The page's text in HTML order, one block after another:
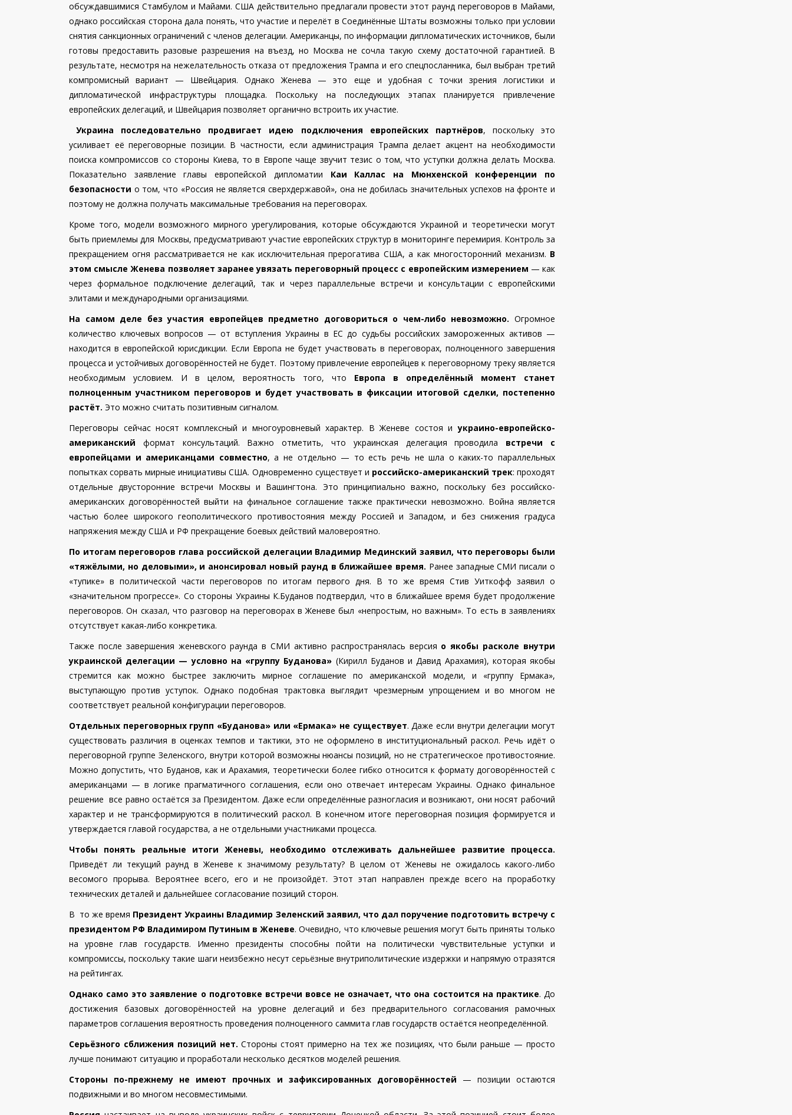
обсуждавшимися Стамбулом и Майами. США действительно предлагали провести этот раунд переговоров в Майами,
однако российская сторона дала понять, что участие и перелёт в Соединённые Штаты возможны только при условии
снятия санкционных ограничений с членов делегации. Американцы, по информации дипломатических источников, были
готовы предоставить разовые разрешения на въезд, но Москва не сочла такую схему достаточной гарантией. В
результате, несмотря на нежелательность отказа от предложения Трампа и его спецпосланника, был выбран третий
компромисный вариант — Швейцария. Однако Женева — это еще и удобная с точки зрения логистики и
дипломатической инфраструктуры площадка. Поскольку на последующих этапах планируется привлечение
европейских делегаций, и Швейцария позволяет органично встроить их участие.
Украина последовательно продвигает идею подключения европейских партнёров, поскольку это
усиливает её переговорные позиции. В частности, если администрация Трампа делает акцент на необходимости
поиска компромиссов со стороны Киева, то в Европе чаще звучит тезис о том, что уступки должна делать Москва.
Показательно заявление главы европейской дипломатии Каи Каллас на Мюнхенской конференции по
безопасности о том, что «Россия не является сверхдержавой», она не добилась значительных успехов на фронте и
поэтому не должна получать максимальные требования на переговорах.
Кроме того, модели возможного мирного урегулирования, которые обсуждаются Украиной и теоретически могут
быть приемлемы для Москвы, предусматривают участие европейских структур в мониторинге перемирия. Контроль за
прекращением огня рассматривается не как исключительная прерогатива США, а как многосторонний механизм. В
этом смысле Женева позволяет заранее увязать переговорный процесс с европейским измерением — как
через формальное подключение делегаций, так и через параллельные встречи и консультации с европейскими
элитами и международными организациями.
На самом деле без участия европейцев предметно договориться о чем-либо невозможно. Огромное
количество ключевых вопросов — от вступления Украины в ЕС до судьбы российских замороженных активов —
находится в европейской юрисдикции. Если Европа не будет участвовать в переговорах, полноценного завершения
процесса и устойчивых договорённостей не будет. Поэтому привлечение европейцев к переговорному треку является
необходимым условием. И в целом, вероятность того, что Европа в определённый момент станет
полноценным участником переговоров и будет участвовать в фиксации итоговой сделки, постепенно
растёт. Это можно считать позитивным сигналом.
Переговоры сейчас носят комплексный и многоуровневый характер. В Женеве состоя иукраино-европейско-
американский формат консультаций. Важно отметить, что украинская делегация проводила встречи с
европейцами и американцами совместно, а не отдельно — то есть речь не шла о каких-то параллельных
попытках сорвать мирные инициативы США. Одновременно существует и российско-американский трек: проходят
отдельные двусторонние встречи Москвы и Вашингтона. Это принципиально важно, поскольку без российско-
американских договорённостей выйти на финальное соглашение также практически невозможно. Война является
частью более широкого геополитического противостояния между Россией и Западом, и без снижения градуса
напряжения между США и РФ прекращение боевых действий маловероятно.
По итогам переговоров глава российской делегации Владимир Мединский заявил, что переговоры были
«тяжёлыми, но деловыми», и анонсировал новый раунд в ближайшее время. Ранее западные СМИ писали о
«тупике» в политической части переговоров по итогам первого дня. В то же время Стив Уиткофф заявил о
«значительном прогрессе». Со стороны Украины К.Буданов подтвердил, что в ближайшее время будет продолжение
переговоров. Он сказал, что разговор на переговорах в Женеве был «непростым, но важным». То есть в заявлениях
отсутствует какая-либо конкретика.
Также после завершения женевского раунда в СМИ активно распространялась версия о якобы расколе внутри
украинской делегации — условно на «группу Буданова» (Кирилл Буданов и Давид Арахамия), которая якобы
стремится как можно быстрее заключить мирное соглашение по американской модели, и «группу Ермака»,
выступающую против уступок. Однако подобная трактовка выглядит чрезмерным упрощением и во многом не
соответствует реальной конфигурации переговоров.
Отдельных переговорных групп «Буданова» или «Ермака» не существует. Даже если внутри делегации могут
существовать различия в оценках темпов и тактики, это не оформлено в институциональный раскол. Речь идёт о
переговорной группе Зеленского, внутри которой возможны нюансы позиций, но не стратегическое противостояние.
Можно допустить, что Буданов, как и Арахамия, теоретически более гибко относится к формату договорённостей с
американцами — в логике прагматичного соглашения, если оно отвечает интересам Украины. Однако финальное
решение все равно остаётся за Президентом. Даже если определённые разногласия и возникают, они носят рабочий
характер и не трансформируются в политический раскол. В конечном итоге переговорная позиция формируется и
утверждается главой государства, а не отдельными участниками процесса.
Чтобы понять реальные итоги Женевы, необходимо отслеживать дальнейшее развитие процесса.
Приведёт ли текущий раунд в Женеве к значимому результату? В целом от Женевы не ожидалось какого-либо
весомого прорыва. Вероятнее всего, его и не произойдёт. Этот этап направлен прежде всего на проработку
технических деталей и дальнейшее согласование позиций сторон.
В то же время Президент Украины Владимир Зеленский заявил, что дал поручение подготовить встречу с
президентом РФ Владимиром Путиным в Женеве. Очевидно, что ключевые решения могут быть приняты только
на уровне глав государств. Именно президенты способны пойти на политически чувствительные уступки и
компромиссы, поскольку такие шаги неизбежно несут серьёзные внутриполитические издержки и напрямую отразятся
на рейтингах.
Однако само это заявление о подготовке встречи вовсе не означает, что она состоится на практике. До
достижения базовых договорённостей на уровне делегаций и без предварительного согласования рамочных
параметров соглашения вероятность проведения полноценного саммита глав государств остаётся неопределённой.
Серьёзного сближения позиций нет. Стороны стоят примерно на тех же позициях, что были раньше — просто
лучше понимают ситуацию и проработали несколько десятков моделей решения.
Стороны по-прежнему не имеют прочных и зафиксированных договорённостей — позиции остаются
подвижными и во многом несовместимыми.